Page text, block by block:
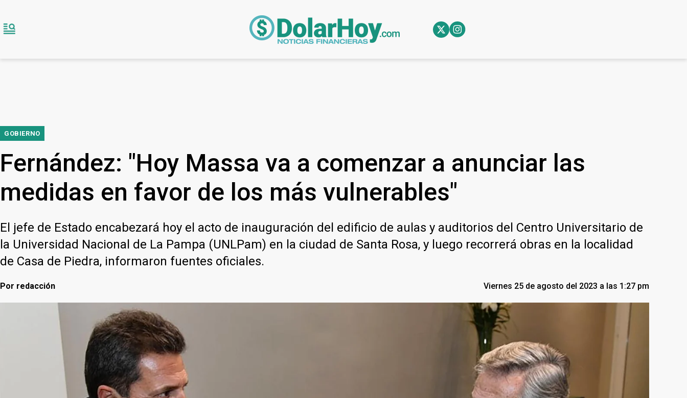
GOBIERNO
Fernández: "Hoy Massa va a comenzar a anunciar las
medidas en favor de los más vulnerables"
El jefe de Estado encabezará hoy el acto de inauguración del edificio de aulas y auditorios del Centro Universitario de
la Universidad Nacional de La Pampa (UNLPam) en la ciudad de Santa Rosa, y luego recorrerá obras en la localidad
de Casa de Piedra, informaron fuentes oficiales.
Por redacción Viernes 25 de agosto del 2023 a las 1:27 pm